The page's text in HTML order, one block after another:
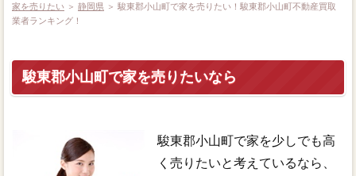
家を売りたい ＞ 静岡県 ＞ 駿東郡小山町で家を売りたい！駿東郡小山町不動産買取
業者ランキング！
駿東郡小山町で家を売りたいなら
駿東郡小山町で家を少しでも高
く売りたいと考えているなら、